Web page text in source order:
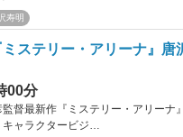
寿明
ステリー・アリーナ』唐
00分
督最新作『ミステリー・アリー
キャラクタービジ…